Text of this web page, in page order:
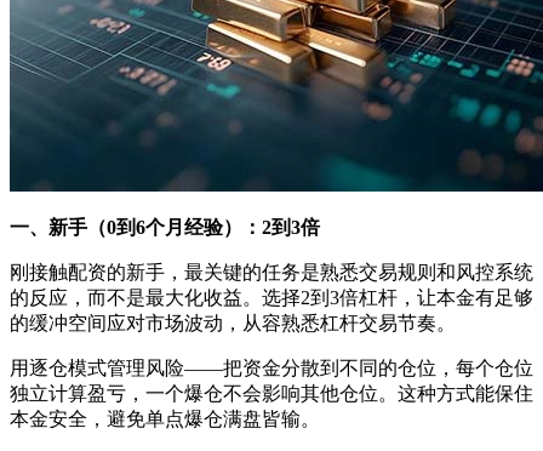
一、新手（0到6个月经验）：2到3倍
刚接触配资的新手，最关键的任务是熟悉交易规则和风控系统
的反应，而不是最大化收益。选择2到3倍杠杆，让本金有足够
的缓冲空间应对市场波动，从容熟悉杠杆交易节奏。
用逐仓模式管理风险——把资金分散到不同的仓位，每个仓位
独立计算盈亏，一个爆仓不会影响其他仓位。这种方式能保住
本金安全，避免单点爆仓满盘皆输。